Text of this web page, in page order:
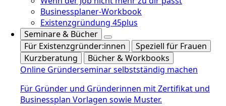
Businessplaner-Workbook
Existenzgründung 45plus
Seminare & Bücher
Für Existenzgründer:innen
Speziell für Frauen
Kurzberatung
Bücher & Workbooks
Online Gründerseminar selbstständig machen
Für Gründer und Gründerinnen mit Zertifikat und
Businessplan Vorlagen sowie Muster.